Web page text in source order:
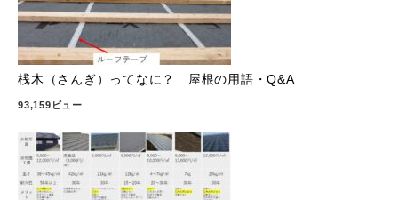
桟木（さんぎ）ってなに？ 屋根の用語・Q&A
93,159ビュー